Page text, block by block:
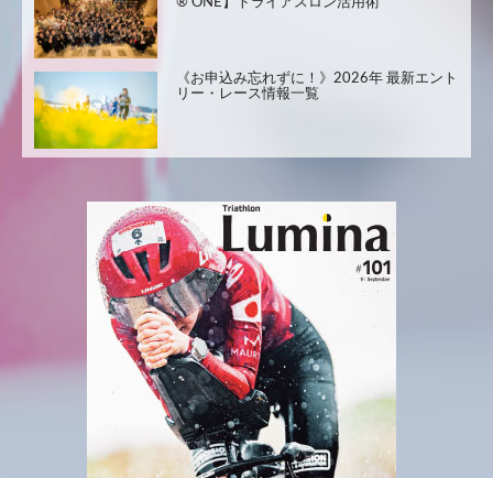
® ONE】トライアスロン活用術
《お申込み忘れずに！》2026年 最新エント
リー・レース情報一覧